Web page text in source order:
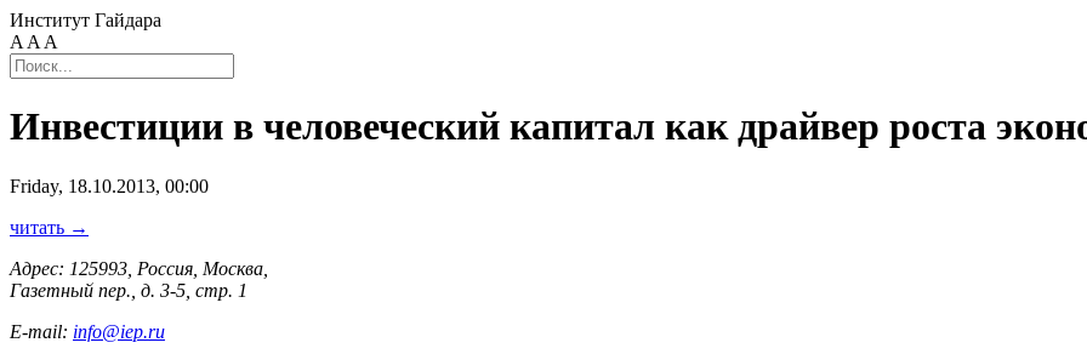
Институт Гайдара
A A A
Инвестиции в человеческий капитал как драйвер роста
Friday, 18.10.2013, 00:00
читать →
Адрес: 125993, Россия, Москва,
Газетный пер., д. 3-5, стр. 1
E-mail: info@iep.ru